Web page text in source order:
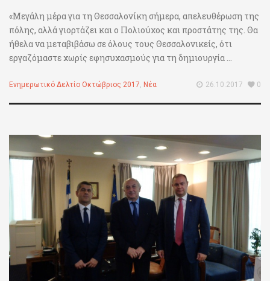
«Μεγάλη μέρα για τη Θεσσαλονίκη σήμερα, απελευθέρωση της
πόλης, αλλά γιορτάζει και ο Πολιούχος και προστάτης της. Θα
ήθελα να μεταβιβάσω σε όλους τους Θεσσαλονικείς, ότι
εργαζόμαστε χωρίς εφησυχασμούς για τη δημιουργία ...
Ενημερωτικό Δελτίο Οκτώβριος 2017, Νέα 26.10.2017 0